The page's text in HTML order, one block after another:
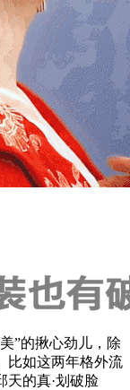
”的揪心劲儿，除
比如这两年格外流
天的真·划破脸